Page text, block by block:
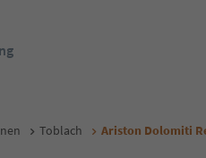
Toblach Ariston Dolomiti